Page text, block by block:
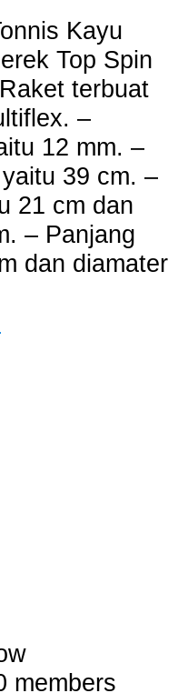
Kayu
Top Spin
terbuat
–
12 mm. –
39 cm. –
21 cm dan
– Panjang
dan diamater
members